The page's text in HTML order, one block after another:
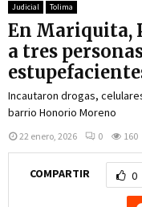
Judicial Tolima
En Mariquita,
a tres
Incautaron drogas,
barrio Honorio Moreno
22 enero, 2026 0 160
COMPARTIR 0